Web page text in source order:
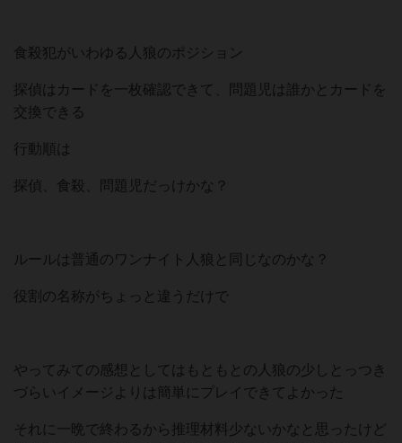
食殺犯がいわゆる人狼のポジション
探偵はカードを一枚確認できて、問題児は誰かとカードを
交換できる
行動順は
探偵、食殺、問題児だっけかな？
ルールは普通のワンナイト人狼と同じなのかな？
役割の名称がちょっと違うだけで
やってみての感想としてはもともとの人狼の少しとっつき
づらいイメージよりは簡単にプレイできてよかった
それに一晩で終わるから推理材料少ないかなと思ったけど